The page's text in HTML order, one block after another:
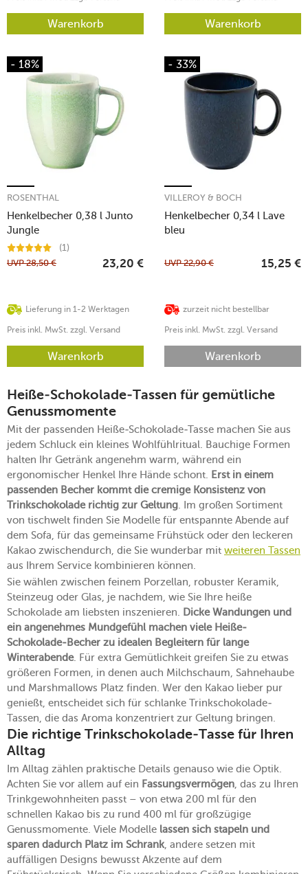
Warenkorb Warenkorb
- 18%
Henkelbecher 0,38 l Junto
Jungle
ROSENTHAL
(1)
Lieferung in 1-2 Werktagen
UVP28,50 € 23,20 €
Preis inkl. MwSt. zzgl. Versand
Warenkorb
- 33%
Henkelbecher 0,34 l Lave
bleu
VILLEROY & BOCH
zurzeit nicht bestellbar
UVP22,90 € 15,25 €
Preis inkl. MwSt. zzgl. Versand
Warenkorb
Heiße-Schokolade-Tassen für gemütliche
Genussmomente
Mit der passenden Heiße-Schokolade-Tasse machen Sie aus
jedem Schluck ein kleines Wohlfühlritual. Bauchige Formen
halten Ihr Getränk angenehm warm, während ein
ergonomischer Henkel Ihre Hände schont. Erst in einem
passenden Becher kommt die cremige Konsistenz von
Trinkschokolade richtig zur Geltung. Im großen Sortiment
von tischwelt finden Sie Modelle für entspannte Abende auf
dem Sofa, für das gemeinsame Frühstück oder den leckeren
Kakao zwischendurch, die Sie wunderbar mit weiteren Tassen
aus Ihrem Service kombinieren können.
Sie wählen zwischen feinem Porzellan, robuster Keramik,
Steinzeug oder Glas, je nachdem, wie Sie Ihre heiße
Schokolade am liebsten inszenieren. Dicke Wandungen und
ein angenehmes Mundgefühl machen viele Heiße-
Schokolade-Becher zu idealen Begleitern für lange
Winterabende. Für extra Gemütlichkeit greifen Sie zu etwas
größeren Formen, in denen auch Milchschaum, Sahnehaube
und Marshmallows Platz finden. Wer den Kakao lieber pur
genießt, entscheidet sich für schlanke Trinkschokolade-
Tassen, die das Aroma konzentriert zur Geltung bringen.
Die richtige Trinkschokolade-Tasse für Ihren
Alltag
Im Alltag zählen praktische Details genauso wie die Optik.
Achten Sie vor allem auf ein Fassungsvermögen, das zu Ihren
Trinkgewohnheiten passt – von etwa 200 ml für den
schnellen Kakao bis zu rund 400 ml für großzügige
Genussmomente. Viele Modelle lassen sich stapeln und
sparen dadurch Platz im Schrank, andere setzen mit
auffälligen Designs bewusst Akzente auf dem